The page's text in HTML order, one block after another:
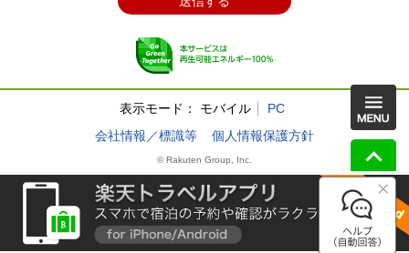
表示モード： モバイル
PC
会社情報／標識等
個人情報保護方針
© Rakuten Group, Inc.